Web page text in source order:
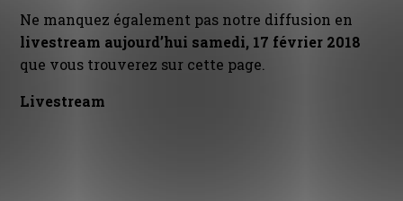
Ne manquez également pas notre diffusion en
livestream aujourd’hui samedi, 17 février 2018
que vous trouverez sur cette page.
Livestream